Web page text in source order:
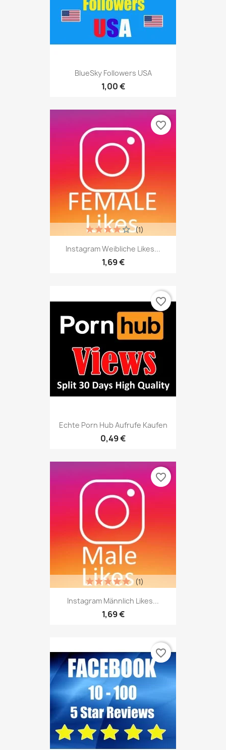
BlueSky Followers USA
1,00 €
Instagram Weibliche Likes...
1,69 €
(1)
favorite_border
Echte Porn Hub Aufrufe Kaufen
0,49 €
favorite_border
Instagram Männlich Likes...
1,69 €
(1)
favorite_border
favorite_border